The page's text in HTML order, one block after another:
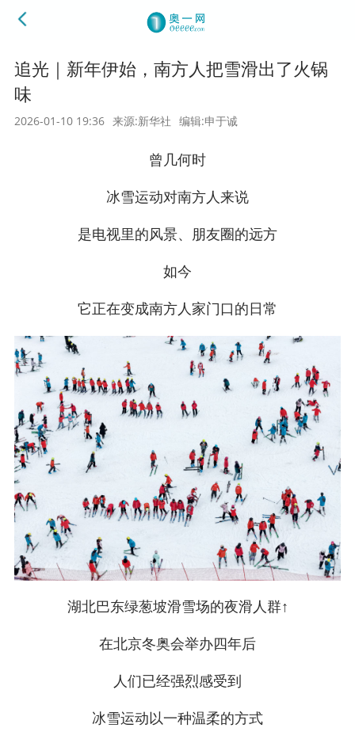
追光｜新年伊始，南方人把雪滑出了火锅
味
2026-01-10 19:36 来源:新华社 编辑:申于诚
曾几何时
冰雪运动对南方人来说
是电视里的风景、朋友圈的远方
如今
它正在变成南方人家门口的日常
湖北巴东绿葱坡滑雪场的夜滑人群↑
在北京冬奥会举办四年后
人们已经强烈感受到
冰雪运动以一种温柔的方式